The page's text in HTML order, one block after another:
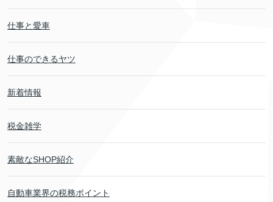
仕事と愛車
仕事のできるヤツ
新着情報
税金雑学
素敵なSHOP紹介
自動車業界の税務ポイント